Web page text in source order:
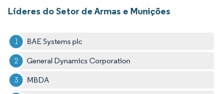
Líderes do Setor de Armas e Munições
BAE Systems plc
General Dynamics Corporation
MBDA